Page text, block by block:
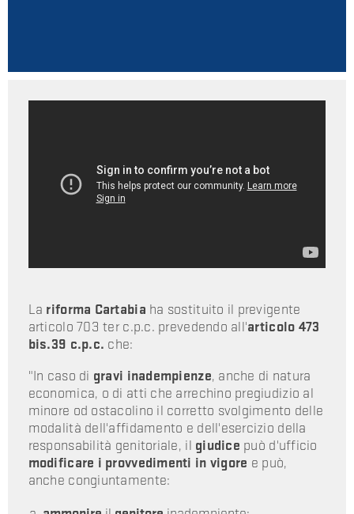
La riforma Cartabia ha sostituito il previgente
articolo 703 ter c.p.c. prevedendo all'articolo 473
bis.39 c.p.c. che:
"In caso di gravi inadempienze, anche di natura
economica, o di atti che arrechino pregiudizio al
minore od ostacolino il corretto svolgimento delle
modalità dell'affidamento e dell'esercizio della
responsabilità genitoriale, il giudice può d'ufficio
modificare i provvedimenti in vigore e può,
anche congiuntamente: